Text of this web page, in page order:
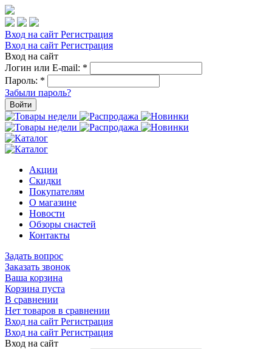
Вход на сайт Регистрация
Вход на сайт Регистрация
Вход на сайт
Логин или E-mail: *
Пароль: *
Забыли пароль?
Войти
Акции
Скидки
Покупателям
О магазине
Новости
Обзоры снастей
Контакты
Задать вопрос
Заказать звонок
Ваша корзина
Корзина пуста
В сравнении
Нет товаров в сравнении
Вход на сайт Регистрация
Вход на сайт Регистрация
Вход на сайт